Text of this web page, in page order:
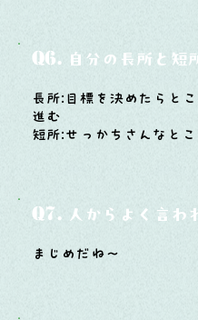
Q6. 自分の長所と短
長所:目標を決めたらと
進む
短所:せっかちさんなとこ
Q7. 人からよく言わ
まじめだね～